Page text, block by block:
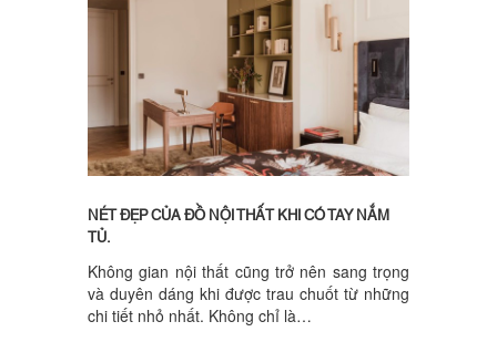
NÉT ĐẸP CỦA ĐỒ NỘI THẤT KHI CÓ TAY NẮM
TỦ.
Không gian nội thất cũng trở nên sang trọng
và duyên dáng khi được trau chuốt từ những
chi tiết nhỏ nhất. Không chỉ là…